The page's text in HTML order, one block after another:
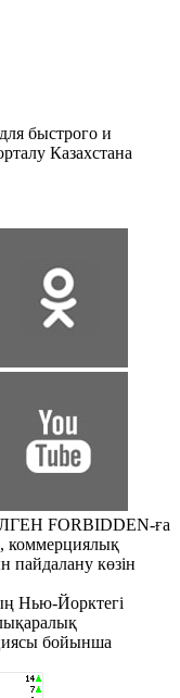
быстрого и
Казахстана
FORBIDDEN-ға
коммерциялық
пайдалану көзін
Нью-Йорктегі
бойынша